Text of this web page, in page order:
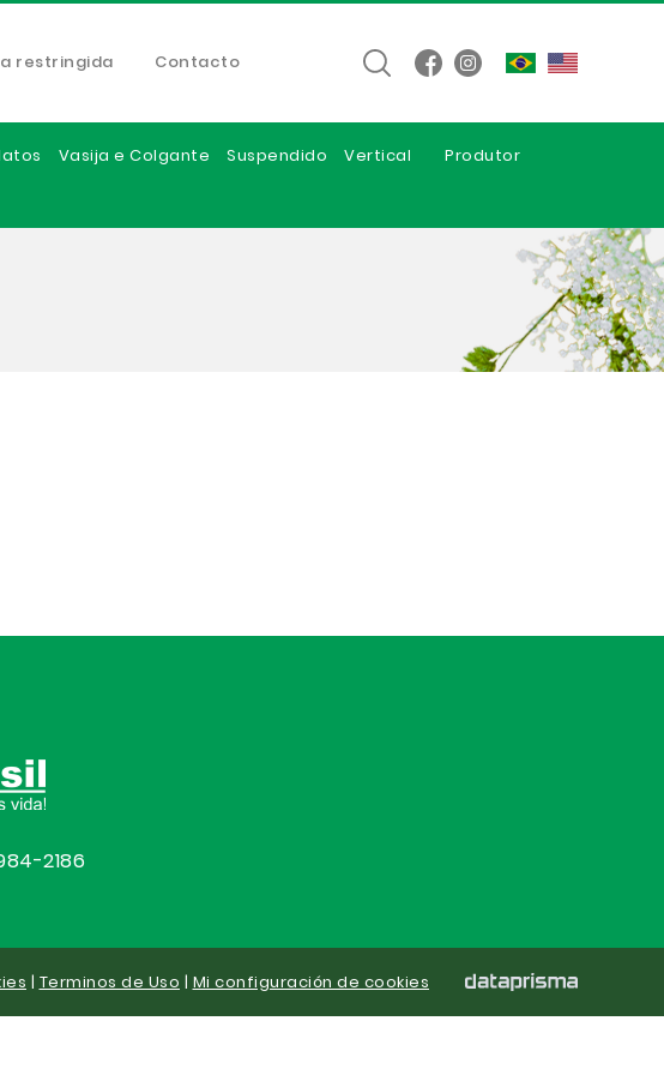
restringida Contacto
Vasija e Colgante Suspendido Vertical
Produtor
2186
| Terminos de Uso | Mi configuración de cookies